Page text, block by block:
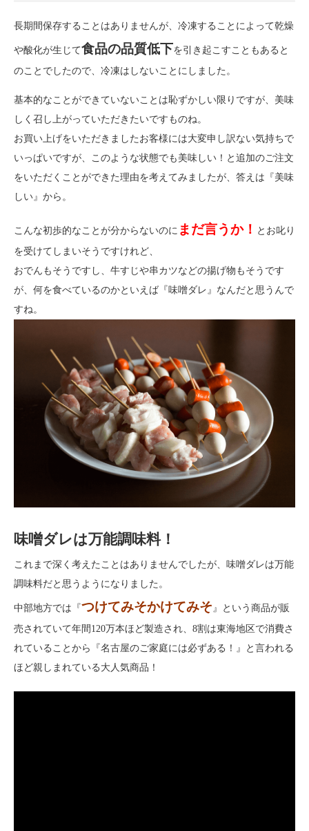
長期間保存することはありませんが、冷凍することによって乾燥
や酸化が生じて食品の品質低下を引き起こすこともあると
のことでしたので、冷凍はしないことにしました。
基本的なことができていないことは恥ずかしい限りですが、美味
しく召し上がっていただきたいですものね。
お買い上げをいただきましたお客様には大変申し訳ない気持ちで
いっぱいですが、このような状態でも美味しい！と追加のご注文
をいただくことができた理由を考えてみましたが、答えは『美味
しい』から。
こんな初歩的なことが分からないのに まだ言うか！ とお叱り
を受けてしまいそうですけれど、
おでんもそうですし、牛すじや串カツなどの揚げ物もそうです
が、何を食べているのかといえば『味噌ダレ』なんだと思うんで
すね。
味噌ダレは万能調味料！
これまで深く考えたことはありませんでしたが、味噌ダレは万能
調味料だと思うようになりました。
中部地方では『つけてみそかけてみそ 』という商品が販
売されていて年間120万本ほど製造され、8割は東海地区で消費さ
れていることから『名古屋のご家庭には必ずある！』と言われる
ほど親しまれている大人気商品！